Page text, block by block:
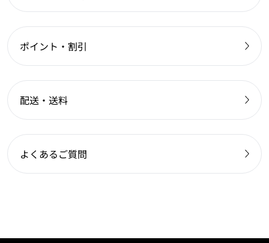
ポイント・割引
配送・送料
よくあるご質問